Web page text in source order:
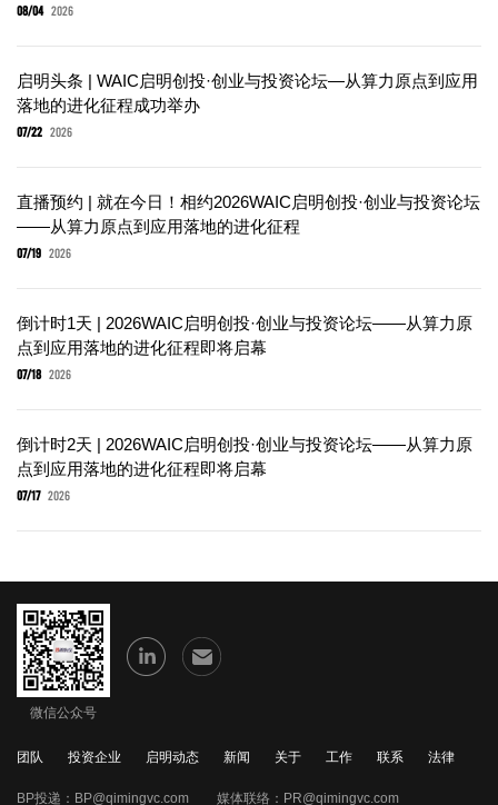
08/04 2026
启明头条 | WAIC启明创投·创业与投资论坛—从算力原点到应用
落地的进化征程成功举办
07/22 2026
直播预约 | 就在今日！相约2026WAIC启明创投·创业与投资论坛
——从算力原点到应用落地的进化征程
07/19 2026
倒计时1天 | 2026WAIC启明创投·创业与投资论坛——从算力原
点到应用落地的进化征程即将启幕
07/18 2026
倒计时2天 | 2026WAIC启明创投·创业与投资论坛——从算力原
点到应用落地的进化征程即将启幕
07/17 2026
微信公众号
团队 投资企业 启明动态 新闻 关于 工作 联系 法律
BP投递： BP@qimingvc.com 媒体联络： PR@qimingvc.com